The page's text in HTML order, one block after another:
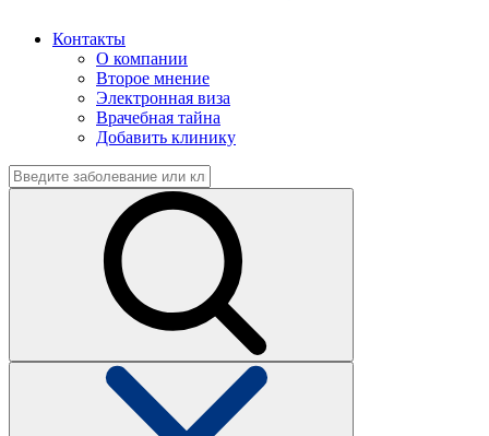
Контакты
О компании
Второе мнение
Электронная виза
Врачебная тайна
Добавить клинику